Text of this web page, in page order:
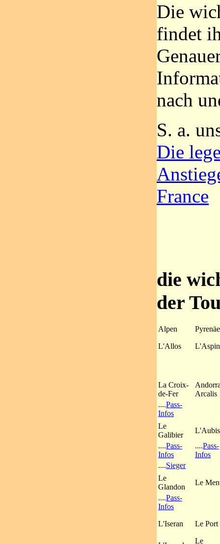
Die
findet
nach
S. a.
Die
France
die
der
Alpen
L'Allos L'Aspin
La Croix-
de-Fer
Arcalis
....Pass-
Infos
Le
Galibier
....Pass-
Infos
....Pass-
Infos
....Sieger
Le
Glandon
Le
....Pass-
Infos
L'Iseran Le Port
Le